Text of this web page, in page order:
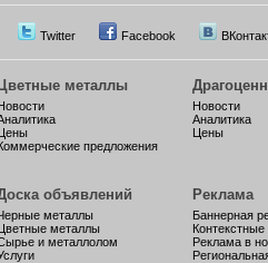
Twitter Facebook
Цветные металлы
предложения
Новости
Аналитика
Цены
объявлений
металлы
металлы
и металлолом
Реклама
Баннерная
Реклама в